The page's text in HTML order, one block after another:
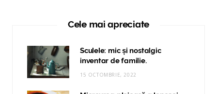
Cele mai apreciate
Sculele: mic și nostalgic
inventar de familie.
15 OCTOMBRIE, 2022